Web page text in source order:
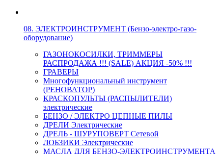
08. ЭЛЕКТРОИНСТРУМЕНТ (Бензо-электро-газо-
оборудование)
ГАЗОНОКОСИЛКИ, ТРИММЕРЫ
РАСПРОДАЖА !!! (SALE) АКЦИЯ -50% !!!
ГРАВЕРЫ
Многофункциональный инструмент
(РЕНОВАТОР)
КРАСКОПУЛЬТЫ (РАСПЫЛИТЕЛИ)
электрические
БЕНЗО / ЭЛЕКТРО ЦЕПНЫЕ ПИЛЫ
ДРЕЛИ Электрические
ДРЕЛЬ - ШУРУПОВЕРТ Сетевой
ЛОБЗИКИ Электрические
МАСЛА ДЛЯ БЕНЗО-ЭЛЕКТРОИНСТРУМЕНТА